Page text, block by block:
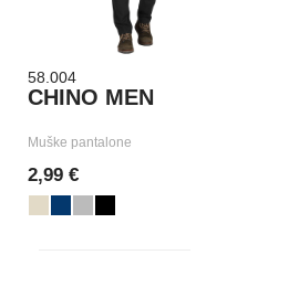
58.004
CHINO MEN
Muške pantalone
2,99 €